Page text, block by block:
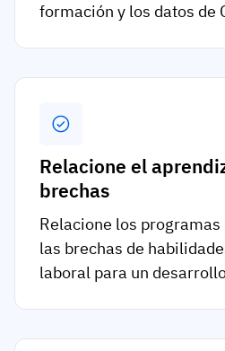
formación y los datos de
Relacione el
brechas
Relacione los
las brechas de
laboral para un